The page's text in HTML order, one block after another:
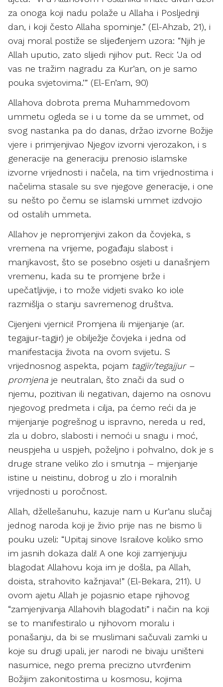
za onoga koji nadu polaže u Allaha i Posljednji
dan, i koji često Allaha spominje.” (El-Ahzab, 21), i
ovaj moral postiže se slijeđenjem uzora: “Njih je
Allah uputio, zato slijedi njihov put. Reci: ‘Ja od
vas ne tražim nagradu za Kur’an, on je samo
pouka svjetovima.’” (El-En’am, 90)
Allahova dobrota prema Muhammedovom
ummetu ogleda se i u tome da se ummet, od
svog nastanka pa do danas, držao izvorne Božije
vjere i primjenjivao Njegov izvorni vjerozakon, i s
generacije na generaciju prenosio islamske
izvorne vrijednosti i načela, na tim vrijednostima i
načelima stasale su sve njegove generacije, i one
su nešto po čemu se islamski ummet izdvojio
od ostalih ummeta.
Allahov je nepromjenjivi zakon da čovjeka, s
vremena na vrijeme, pogađaju slabost i
manjkavost, što se posebno osjeti u današnjem
vremenu, kada su te promjene brže i
upečatljivije, i to može vidjeti svako ko iole
razmišlja o stanju savremenog društva.
Cijenjeni vjernici! Promjena ili mijenjanje (ar.
tegajjur-tagjir) je obilježje čovjeka i jedna od
manifestacija života na ovom svijetu. S
vrijednosnog aspekta, pojam tagjir/tegajjur –
promjena je neutralan, što znači da sud o
njemu, pozitivan ili negativan, dajemo na osnovu
njegovog predmeta i cilja, pa ćemo reći da je
mijenjanje pogrešnog u ispravno, nereda u red,
zla u dobro, slabosti i nemoći u snagu i moć,
neuspjeha u uspjeh, poželjno i pohvalno, dok je s
druge strane veliko zlo i smutnja – mijenjanje
istine u neistinu, dobrog u zlo i moralnih
vrijednosti u poročnost.
Allah, džellešanuhu, kazuje nam u Kur’anu slučaj
jednog naroda koji je živio prije nas ne bismo li
pouku uzeli: “Upitaj sinove Israilove koliko smo
im jasnih dokaza dali! A one koji zamjenjuju
blagodat Allahovu koja im je došla, pa Allah,
doista, strahovito kažnjava!” (El-Bekara, 211). U
ovom ajetu Allah je pojasnio etape njihovog
“zamjenjivanja Allahovih blagodati” i način na koji
se to manifestiralo u njihovom moralu i
ponašanju, da bi se muslimani sačuvali zamki u
koje su drugi upali, jer narodi ne bivaju uništeni
nasumice, nego prema precizno utvrđenim
Božijim zakonitostima u kosmosu, kojima